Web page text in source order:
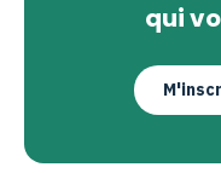
qui